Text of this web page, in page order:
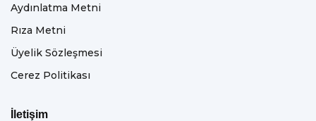
Aydınlatma Metni
Rıza Metni
Üyelik Sözleşmesi
Cerez Politikası
İletişim